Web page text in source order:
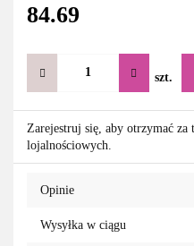
84.69
szt.
Zarejestruj się, aby otrzymać za
lojalnościowych.
Opinie
Wysyłka w ciągu